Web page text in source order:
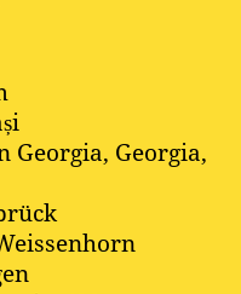
Georgia, Georgia,